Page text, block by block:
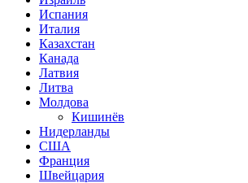
Испания
Италия
Казахстан
Канада
Латвия
Литва
Молдова
Кишинёв
Нидерланды
США
Франция
Швейцария